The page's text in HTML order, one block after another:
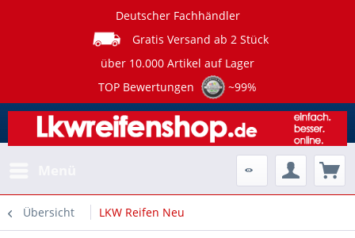
Deutscher Fachhändler
Gratis Versand ab 2 Stück
über 10.000 Artikel auf Lager
TOP Bewertungen
~99%
Übersicht LKW Reifen Neu